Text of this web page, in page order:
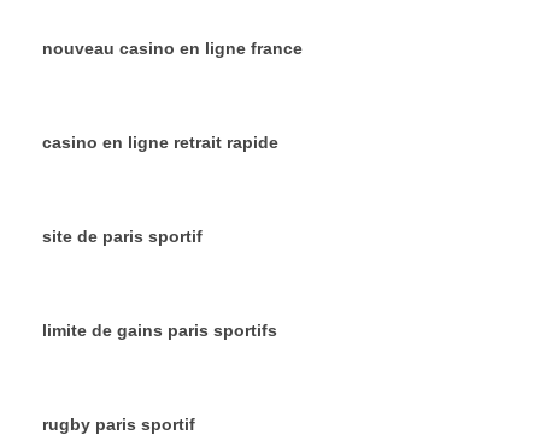
nouveau casino en ligne france
casino en ligne retrait rapide
site de paris sportif
limite de gains paris sportifs
rugby paris sportif